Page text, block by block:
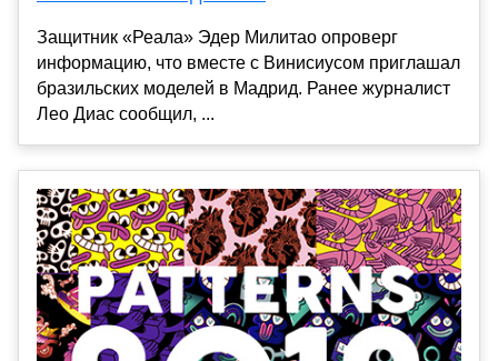
Защитник «Реала» Эдер Милитао опроверг
информацию, что вместе с Винисиусом приглашал
бразильских моделей в Мадрид. Ранее журналист
Лео Диас сообщил, ...